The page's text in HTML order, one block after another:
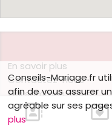
En savoir plus
Contactez-nous
Qui sommes-nous ?
Jobs et stages
Partenaires
Conseils-Mariage.fr
afin de vous assurer
agréable sur ses
plus